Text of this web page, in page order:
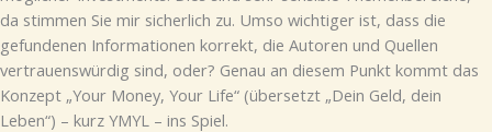
da stimmen Sie mir sicherlich zu. Umso wichtiger ist, dass die
gefundenen Informationen korrekt, die Autoren und Quellen
vertrauenswürdig sind, oder? Genau an diesem Punkt kommt das
Konzept „Your Money, Your Life“ (übersetzt „Dein Geld, dein
Leben“) – kurz YMYL – ins Spiel.